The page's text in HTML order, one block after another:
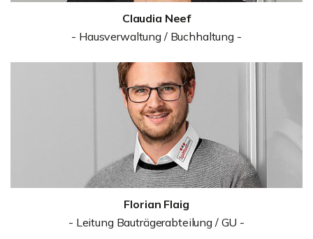
Claudia Neef
- Hausverwaltung / Buchhaltung -
Florian Flaig
- Leitung Bauträgerabteilung / GU -